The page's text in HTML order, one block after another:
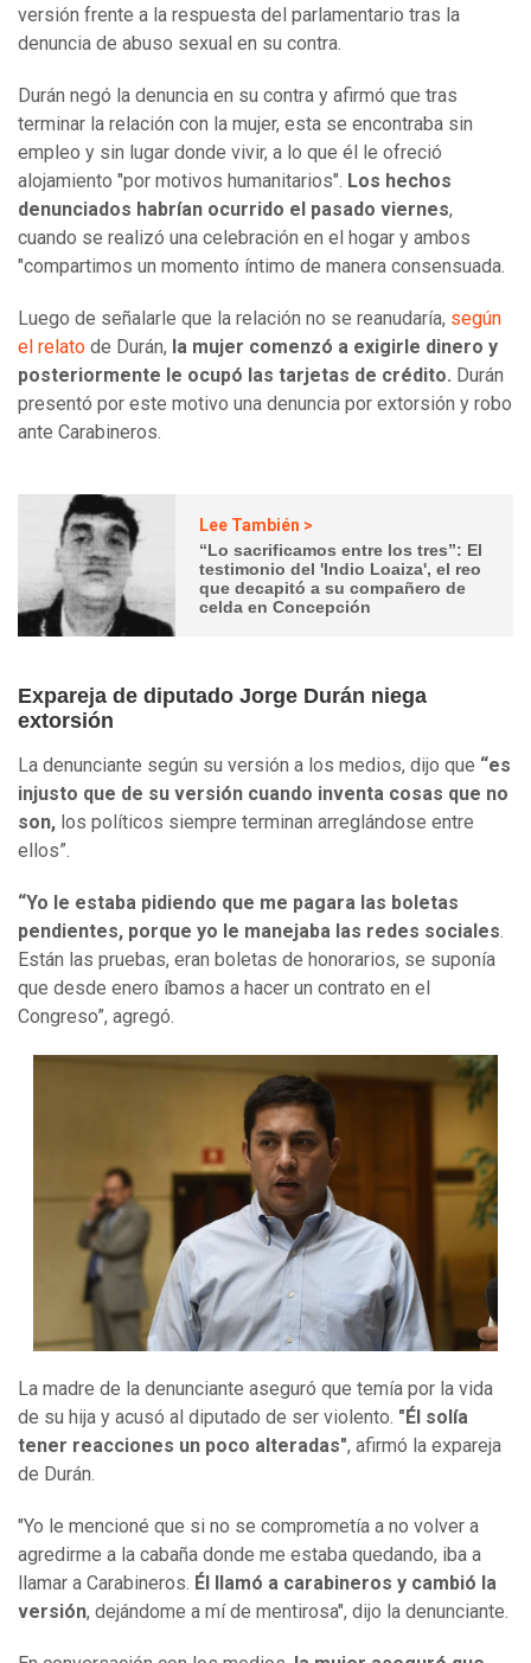
versión frente a la respuesta del parlamentario tras la
denuncia de abuso sexual en su contra.
Durán negó la denuncia en su contra y afirmó que tras
terminar la relación con la mujer, esta se encontraba sin
empleo y sin lugar donde vivir, a lo que él le ofreció
alojamiento "por motivos humanitarios". Los hechos
denunciados habrían ocurrido el pasado viernes,
cuando se realizó una celebración en el hogar y ambos
"compartimos un momento íntimo de manera consensuada.
Luego de señalarle que la relación no se reanudaría, según
el relato de Durán, la mujer comenzó a exigirle dinero y
posteriormente le ocupó las tarjetas de crédito. Durán
presentó por este motivo una denuncia por extorsión y robo
ante Carabineros.
Lee También >
“Lo sacrificamos entre los tres”: El
testimonio del 'Indio Loaiza', el reo
que decapitó a su compañero de
celda en Concepción
Expareja de diputado Jorge Durán niega
extorsión
La denunciante según su versión a los medios, dijo que “es
injusto que de su versión cuando inventa cosas que no
son, los políticos siempre terminan arreglándose entre
ellos”.
“Yo le estaba pidiendo que me pagara las boletas
pendientes, porque yo le manejaba las redes sociales.
Están las pruebas, eran boletas de honorarios, se suponía
que desde enero íbamos a hacer un contrato en el
Congreso”, agregó.
La madre de la denunciante aseguró que temía por la vida
de su hija y acusó al diputado de ser violento. "Él solía
tener reacciones un poco alteradas", afirmó la expareja
de Durán.
"Yo le mencioné que si no se comprometía a no volver a
agredirme a la cabaña donde me estaba quedando, iba a
llamar a Carabineros. Él llamó a carabineros y cambió la
versión, dejándome a mí de mentirosa", dijo la denunciante.